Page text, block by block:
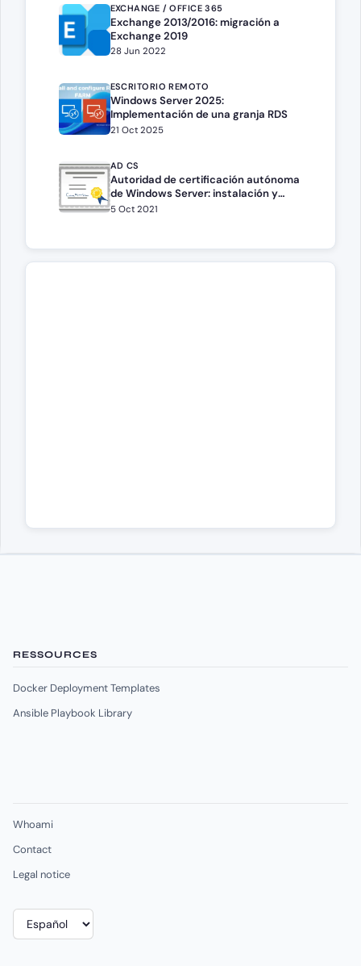
EXCHANGE / OFFICE 365
Exchange 2013/2016: migración a
Exchange 2019
28 Jun 2022
ESCRITORIO REMOTO
Windows Server 2025:
Implementación de una granja RDS
21 Oct 2025
AD CS
Autoridad de certificación autónoma
de Windows Server: instalación y
configuración
5 Oct 2021
RESSOURCES
Docker Deployment Templates
Ansible Playbook Library
Whoami
Contact
Legal notice
Elegir
un